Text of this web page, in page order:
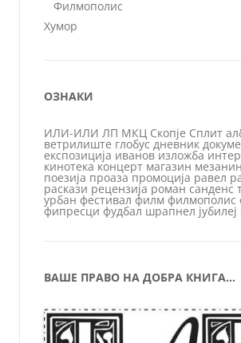
Филмополис
Хумор
ОЗНАКИ
ИЛИ-ИЛИ ЛП МКЦ Скопје Сплит
ветрилиште глобус дневник
експозиција иванов изложба
кинотека концерт магазин мезанин
поезија проаза промоција равел
раскази рецензија роман санденс
урбан фестивал филм филмополис
фипресци фудбал шрапнел јубилеј
ВАШЕ ПРАВО НА ДОБРА КНИГА…